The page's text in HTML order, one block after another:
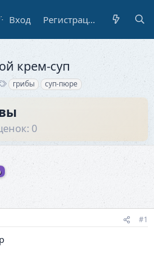
Вход Регистрация
крем-суп
Т
и
грибы суп-пюре
0
#1